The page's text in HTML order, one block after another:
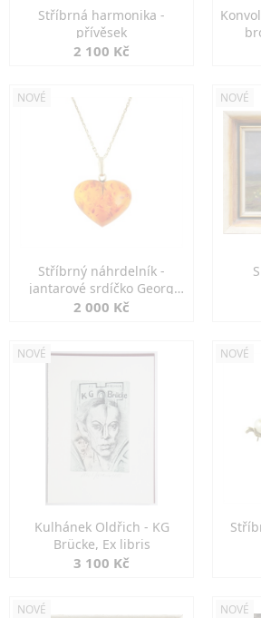
Stříbrná harmonika -
přívěsek
2 100 Kč
NOVÉ
Stříbrný náhrdelník -
jantarové srdíčko Georg
Kramer
2 000 Kč
NOVÉ
NOVÉ
Kulhánek Oldřich - KG
Brücke, Ex libris
3 100 Kč
NOVÉ
NOVÉ NOVÉ